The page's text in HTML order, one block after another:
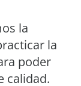
la
la
poder
calidad.